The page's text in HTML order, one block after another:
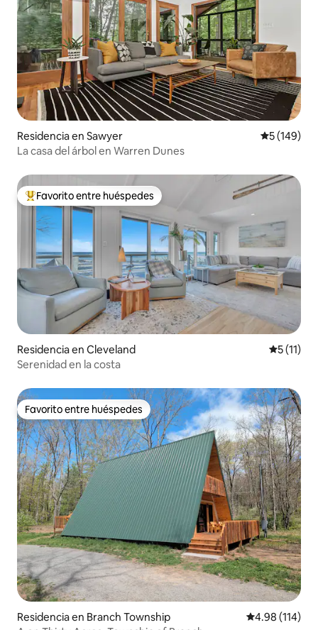
Residencia en Sawyer
5 (149)
La casa del árbol en Warren Dunes
De los mejores en Favorito entre huéspedes
Favorito entre huéspedes
Residencia en Cleveland
5 (11)
Serenidad en la costa
Favorito entre huéspedes
Favorito entre huéspedes
Residencia en Branch Township Calificación
4.98 (114)